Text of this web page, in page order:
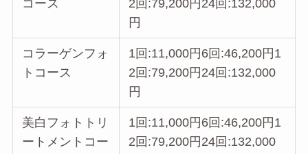
コース
2回:79,200円24回:132,000
円
コラーゲンフォ
トコース
1回:11,000円6回:46,200円1
2回:79,200円24回:132,000
円
美白フォトトリ
ートメントコー
1回:11,000円6回:46,200円1
2回:79,200円24回:132,000